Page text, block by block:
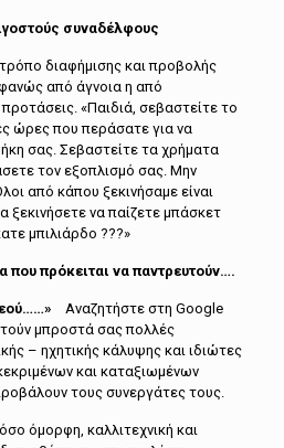
συναδέλφους
διαφήμισης και προβολής
από άγνοια η από
«Παιδιά, σεβαστείτε το
ώρες που περάσατε για να
σας. Σεβαστείτε τα χρήματα
τον εξοπλισμό σας. Μην
από κάπου ξεκινήσαμε είναι
ξεκινήσετε να παίζετε μπάσκετ
μπιλιάρδο ???»
που πρόκειται να παντρευτούν….
Αναζητήστε στη Google
μπροστά σας πολλές
– ηχητικής κάλυψης και ιδιώτες
και καταξιωμένων
τους συνεργάτες τους.
όμορφη, καλλιτεχνική και